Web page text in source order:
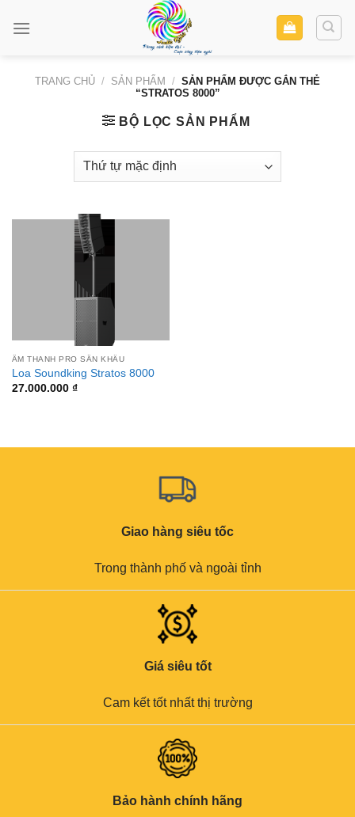
TRANG CHỦ / SẢN PHẨM / SẢN PHẨM ĐƯỢC GẮN THẺ
“STRATOS 8000”
BỘ LỌC SẢN PHẨM
ÂM THANH PRO SÂN KHẤU
Loa Soundking Stratos 8000
27.000.000 ₫
Giao hàng siêu tốc
Trong thành phố và ngoài tỉnh
Giá siêu tốt
Cam kết tốt nhất thị trường
Bảo hành chính hãng